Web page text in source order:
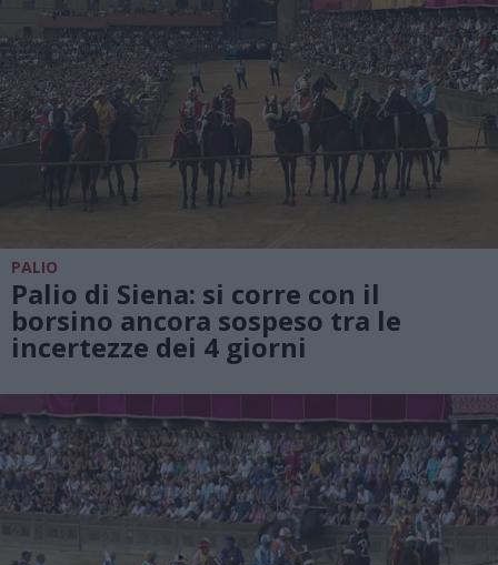
PALIO
Palio di Siena: si corre con il
borsino ancora sospeso tra le
incertezze dei 4 giorni